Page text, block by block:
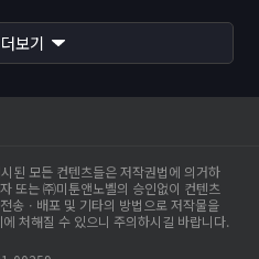
보기
된 모든 컨텐츠들은 저작권법에 의거하
또는 ㈜미툰앤노벨의 승인없이 컨텐츠
송ㆍ배포 및 기타의 방법으로 저작물을
처해질 수 있으니 주의하시길 바랍니다.